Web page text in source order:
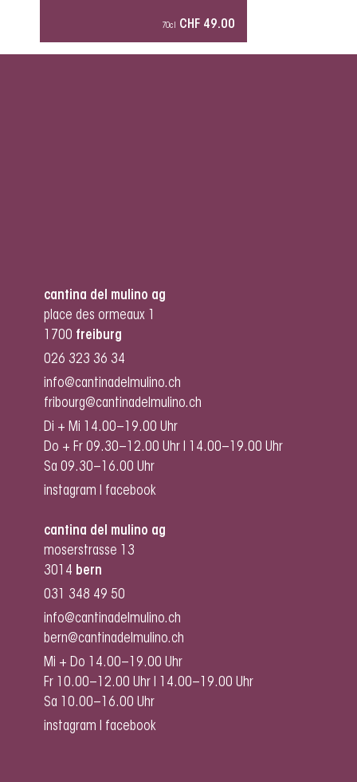
70cl CHF 49.00
cantina del mulino ag
place des ormeaux 1
1700 freiburg
026 323 36 34
info@cantinadelmulino.ch
fribourg@cantinadelmulino.ch
Di + Mi 14.00–19.00 Uhr
Do + Fr 09.30–12.00 Uhr I 14.00–19.00 Uhr
Sa 09.30–16.00 Uhr
instagram
facebook
cantina del mulino ag
moserstrasse 13
3014 bern
031 348 49 50
info@cantinadelmulino.ch
bern@cantinadelmulino.ch
Mi + Do 14.00–19.00 Uhr
Fr 10.00–12.00 Uhr I 14.00–19.00 Uhr
Sa 10.00–16.00 Uhr
instagram
facebook